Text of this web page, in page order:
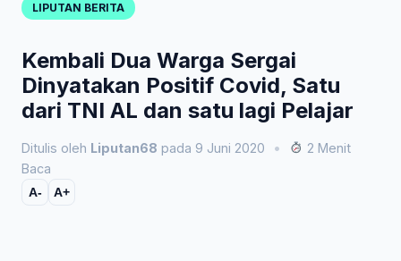
LIPUTAN BERITA
Kembali Dua Warga Sergai
Dinyatakan Positif Covid, Satu
dari TNI AL dan satu lagi Pelajar
Ditulis oleh Liputan68 pada 9 Juni 2020 •
2 Menit
Baca
A- A+